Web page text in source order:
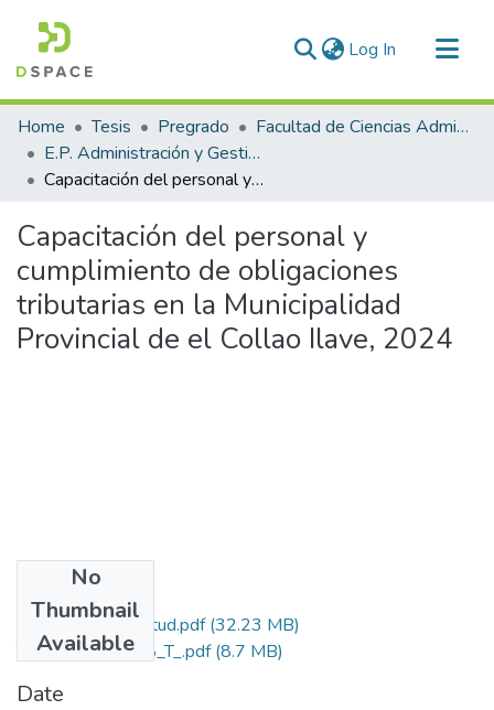
Log In (current)
Communities & Collections
All of DSpace
Statistics
Home Tesis Pregrado
Facultad de Ciencias Administrativas
E.P. Administración y Gestión Pública
Capacitación del personal y cumplimiento de obligaciones tributarias en la Municipalidad Provincial de el Collao Ilave, 2024
Capacitación del personal y
cumplimiento de obligaciones
tributarias en la Municipalidad
Provincial de el Collao Ilave, 2024
No
Thumbnail
Available
Grado de Similitud.pdf(32.23 MB)
T036_75894258_T_.pdf(8.7 MB)
Date